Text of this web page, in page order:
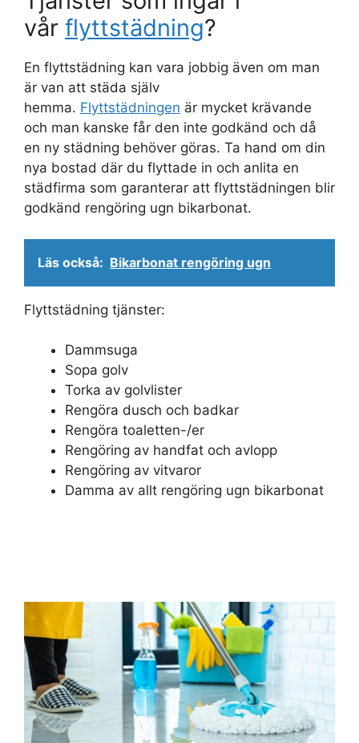
vår flyttstädning?
En flyttstädning kan vara jobbig även om man
är van att städa själv
hemma. Flyttstädningen är mycket krävande
och man kanske får den inte godkänd och då
en ny städning behöver göras. Ta hand om din
nya bostad där du flyttade in och anlita en
städfirma som garanterar att flyttstädningen blir
godkänd rengöring ugn bikarbonat.
Läs också: Bikarbonat rengöring ugn
Flyttstädning tjänster:
Dammsuga
Sopa golv
Torka av golvlister
Rengöra dusch och badkar
Rengöra toaletten-/er
Rengöring av handfat och avlopp
Rengöring av vitvaror
Damma av allt rengöring ugn bikarbonat